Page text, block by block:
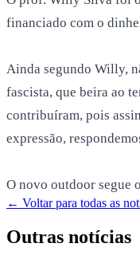
financiado com o
Ainda segundo Willy,
fascista, que beira ao
contribuíram, pois
expressão,
O novo outdoor segue
← Voltar para todas as
Outras notícias